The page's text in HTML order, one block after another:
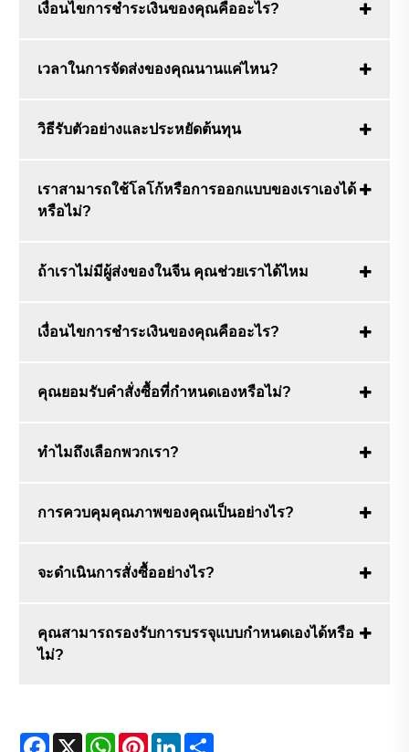
เงื่อนไขการชำระเงินของคุณคืออะไร?
เวลาในการจัดส่งของคุณนานแค่ไหน?
วิธีรับตัวอย่างและประหยัดต้นทุน
เราสามารถใช้โลโก้หรือการออกแบบของเราเองได้
หรือไม่?
ถ้าเราไม่มีผู้ส่งของในจีน คุณช่วยเราได้ไหม
เงื่อนไขการชำระเงินของคุณคืออะไร?
คุณยอมรับคำสั่งซื้อที่กำหนดเองหรือไม่?
ทำไมถึงเลือกพวกเรา?
การควบคุมคุณภาพของคุณเป็นอย่างไร?
จะดำเนินการสั่งซื้ออย่างไร?
คุณสามารถรองรับการบรรจุแบบกำหนดเองได้หรือ
ไม่?
Facebook
X WhatsApp
PinterestLinkedIn